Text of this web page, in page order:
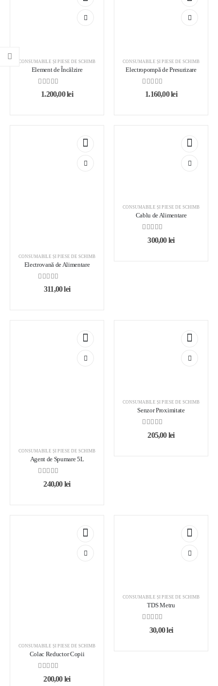
CONSUMABILE ȘI PIESE DE SCHIMB
Element de Încălzire
0out of 5
1.200,00lei
CONSUMABILE ȘI PIESE DE SCHIMB
Electropompă de Presurizare
0out of 5
1.160,00lei
CONSUMABILE ȘI PIESE DE SCHIMB
Electrovană de Alimentare
out of 5
311,00lei
CONSUMABILE ȘI PIESE DE SCHIMB
Cablu de Alimentare
out of 5
300,00lei
CONSUMABILE ȘI PIESE DE SCHIMB
Agent de Spumare 5L
out of 5
240,00lei
CONSUMABILE ȘI PIESE DE SCHIMB
Senzor Proximitate
out of 5
205,00lei
CONSUMABILE ȘI PIESE DE SCHIMB
Colac Reductor Copii
out of 5
200,00lei
CONSUMABILE ȘI PIESE DE SCHIMB
TDS Metru
out of 5
30,00lei